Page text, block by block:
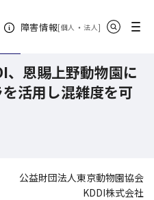
障害情報[個人 ・ 法人新規ウィンドウ
]
、恩賜上野動物園に
活用し混雑度を可
公益財団法人東京動物園協会
KDDI株式会社